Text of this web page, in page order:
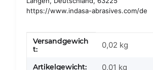
https://www.indasa-abrasives.com/de
Produkteigenschaft
Wert
Versandgewich
t:
0,02 kg
Artikelgewicht: 0,01 kg